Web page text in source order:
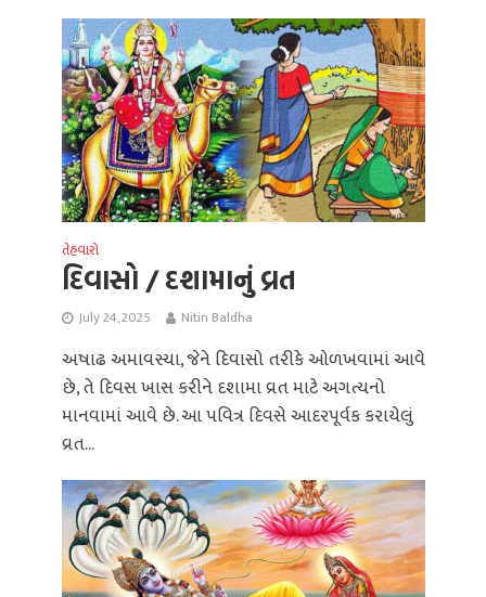
તેહવારો
દિવાસો / દશામાનું વ્રત
July 24, 2025 Nitin Baldha
અષાઢ અમાવસ્યા, જેને દિવાસો તરીકે ઓળખવામાં આવે
છે, તે દિવસ ખાસ કરીને દશામા વ્રત માટે અગત્યનો
માનવામાં આવે છે. આ પવિત્ર દિવસે આદરપૂર્વક કરાયેલું
વ્રત...